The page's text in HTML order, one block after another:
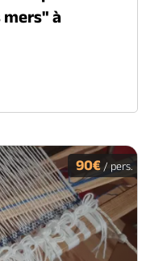
mers" à
90€ / pers.